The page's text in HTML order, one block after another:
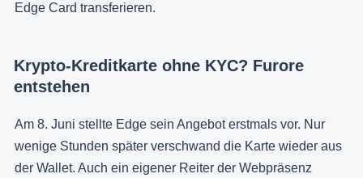
Edge Card transferieren.
Krypto-Kreditkarte ohne KYC? Furore
entstehen
Am 8. Juni stellte Edge sein Angebot erstmals vor. Nur
wenige Stunden später verschwand die Karte wieder aus
der Wallet. Auch ein eigener Reiter der Webpräsenz